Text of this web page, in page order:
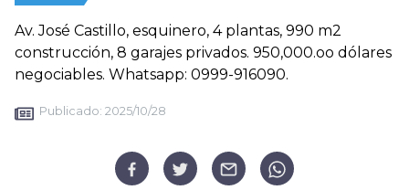
Av. José Castillo, esquinero, 4 plantas, 990 m2
construcción, 8 garajes privados. 950,000.oo dólares
negociables. Whatsapp: 0999-916090.
Publicado: 2025/10/28